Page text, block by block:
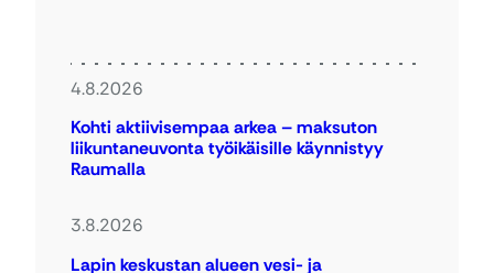
4.8.2026
Kohti aktiivisempaa arkea – maksuton
liikuntaneuvonta työikäisille käynnistyy
Raumalla
3.8.2026
Lapin keskustan alueen vesi- ja